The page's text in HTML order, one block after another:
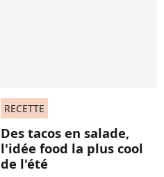
RECETTE
Des tacos en salade,
l'idée food la plus cool
de l'été